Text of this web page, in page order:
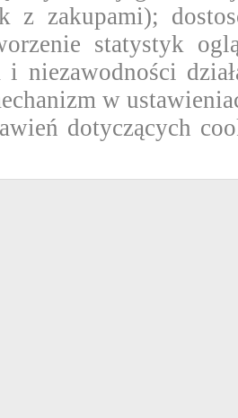
z zakupami);
statystyk
i niezawodności
w
dotyczących